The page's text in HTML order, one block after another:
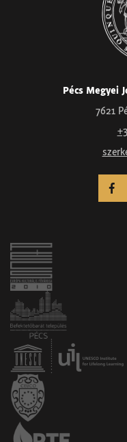
Pécs Megyei
7621